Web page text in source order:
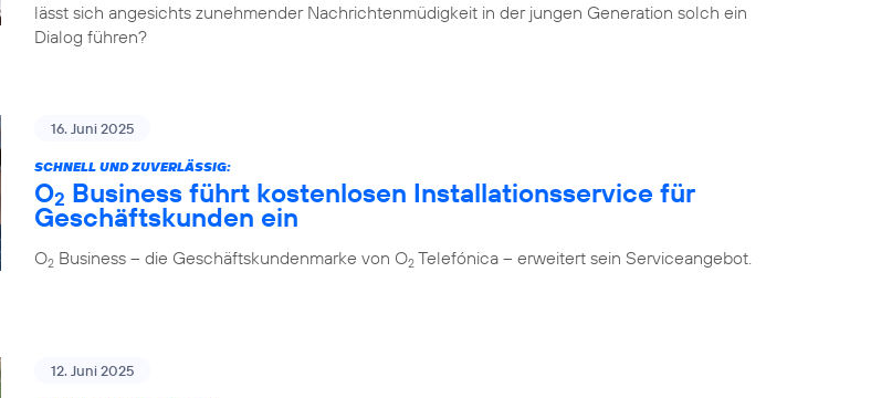
lässt sich angesichts zunehmender Nachrichtenmüdigkeit in der jungen Generation solch ein
Dialog führen?
16. Juni 2025
SCHNELL UND ZUVERLÄSSIG:
O2 Business führt kostenlosen Installationsservice für
Geschäftskunden ein
O2 Business – die Geschäftskundenmarke von O2 Telefónica – erweitert sein Serviceangebot.
12. Juni 2025